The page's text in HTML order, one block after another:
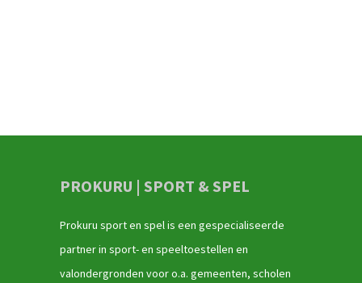
PROKURU | SPORT & SPEL
Prokuru sport en spel is een gespecialiseerde
partner in sport- en speeltoestellen en
valondergronden voor o.a. gemeenten, scholen